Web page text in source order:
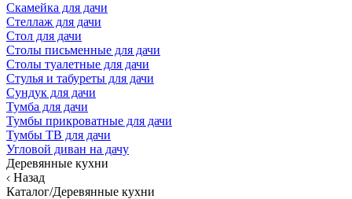
Скамейка для дачи
Стеллаж для дачи
Стол для дачи
Столы письменные для дачи
Столы туалетные для дачи
Стулья и табуреты для дачи
Сундук для дачи
Тумба для дачи
Тумбы прикроватные для дачи
Тумбы ТВ для дачи
Угловой диван на дачу
Деревянные кухни
Назад
Каталог/Деревянные кухни